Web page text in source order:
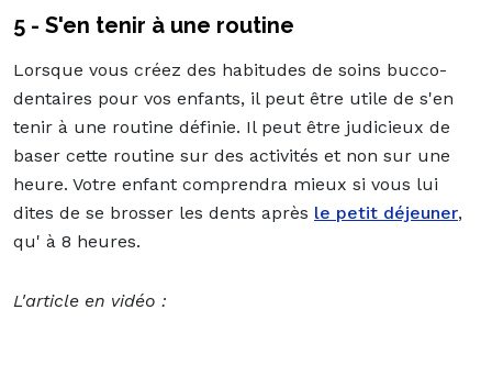
5 - S'en tenir à une routine
Lorsque vous créez des habitudes de soins bucco-
dentaires pour vos enfants, il peut être utile de s'en
tenir à une routine définie. Il peut être judicieux de
baser cette routine sur des activités et non sur une
heure. Votre enfant comprendra mieux si vous lui
dites de se brosser les dents après le petit déjeuner,
qu' à 8 heures.
L'article en vidéo :